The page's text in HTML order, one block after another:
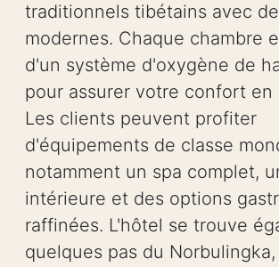
traditionnels tibétains avec
modernes. Chaque chambre
d'un système d'oxygène de
pour assurer votre confort en
Les clients peuvent profiter
d'équipements de classe
notamment un spa complet,
intérieure et des options
raffinées. L'hôtel se trouve
quelques pas du